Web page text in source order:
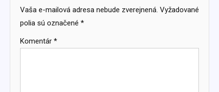
Vaša e-mailová adresa nebude zverejnená. Vyžadované
polia sú označené *
Komentár *